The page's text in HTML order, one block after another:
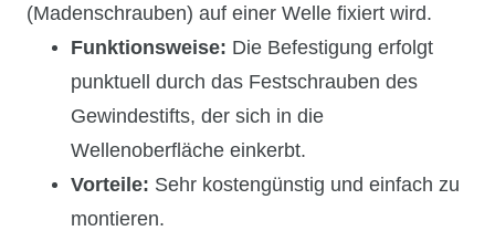
(Madenschrauben) auf einer Welle fixiert wird.
Funktionsweise: Die Befestigung erfolgt
punktuell durch das Festschrauben des
Gewindestifts, der sich in die
Wellenoberfläche einkerbt.
Vorteile: Sehr kostengünstig und einfach zu
montieren.